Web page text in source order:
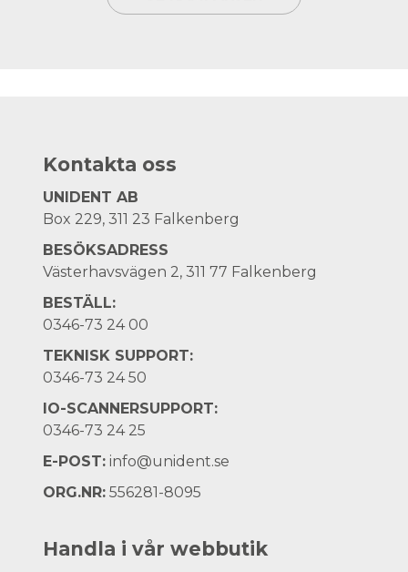
Kontakta oss
UNIDENT AB
Box 229, 311 23 Falkenberg
BESÖKSADRESS
Västerhavsvägen 2, 311 77 Falkenberg
BESTÄLL:
0346-73 24 00
TEKNISK SUPPORT:
0346-73 24 50
IO-SCANNERSUPPORT:
0346-73 24 25
E-POST: info@unident.se
ORG.NR: 556281-8095
Handla i vår webbutik